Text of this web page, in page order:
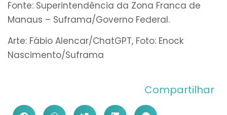
Fonte: Superintendência da Zona Franca de
Manaus – Suframa/Governo Federal.
Arte: Fábio Alencar/ChatGPT, Foto: Enock
Nascimento/Suframa
Compartilhar